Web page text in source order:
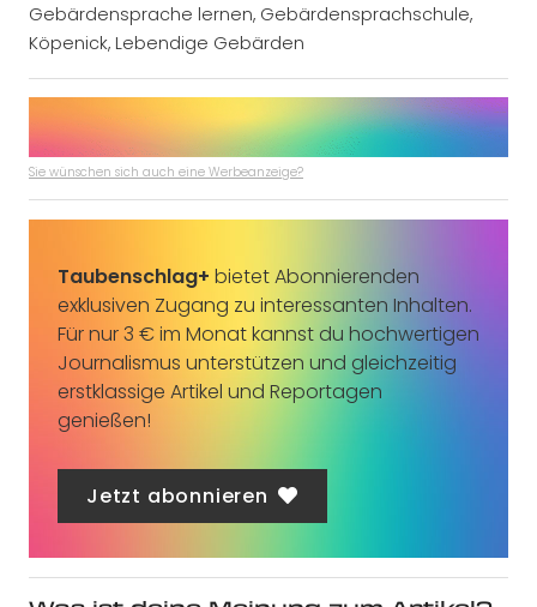
Gebärdensprache lernen, Gebärdensprachschule,
Köpenick, Lebendige Gebärden
Sie wünschen sich auch eine Werbeanzeige?
Taubenschlag+ bietet Abonnierenden
exklusiven Zugang zu interessanten Inhalten.
Für nur 3 € im Monat kannst du hochwertigen
Journalismus unterstützen und gleichzeitig
erstklassige Artikel und Reportagen
genießen!
Jetzt abonnieren